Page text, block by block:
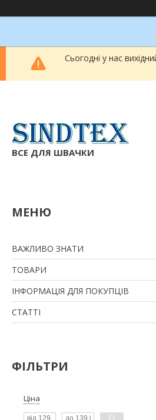
Сьогодні у нас
ВСЕ ДЛЯ ШВАЧКИ
ВАЖЛИВО ЗНАТИ
ТОВАРИ
ІНФОРМАЦІЯ ДЛЯ ПОКУПЦІВ
СТАТТІ
ФІЛЬТРИ
Ціна